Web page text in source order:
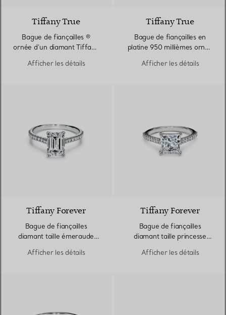
Tiffany True
Bague de fiançailles ®
ornée d’un diamant Tiffany
platine 950 millièmes et
Afficher les détails
Tiffany True
Bague de fiançailles en
platine 950 millièmes ornée
Afficher les détails
Tiffany Forever
Bague de fiançailles
diamant taille émeraude
950 millièmes pavé de
Afficher les détails
Tiffany Forever
Bague de fiançailles
diamant taille princesse
950 millièmes pavé de
Afficher les détails